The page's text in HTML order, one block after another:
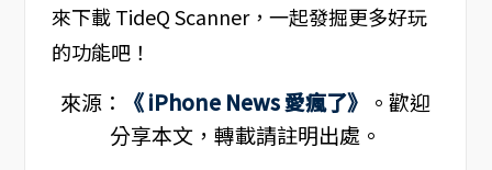
來下載 TideQ Scanner，一起發掘更多好玩
的功能吧！
來源： 《 iPhone News 愛瘋了》 。歡迎
分享本文，轉載請註明出處。